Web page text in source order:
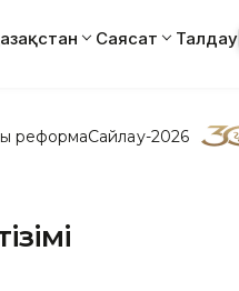
Саясат Талдау
реформаСайлау-2026